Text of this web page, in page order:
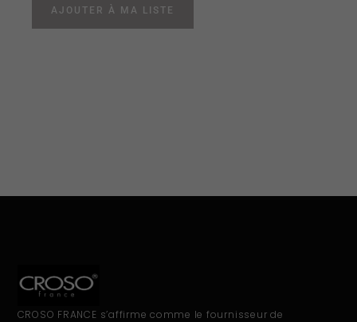
AJOUTER À MA LISTE
CROSO FRANCE s’affirme comme le fournisseur de